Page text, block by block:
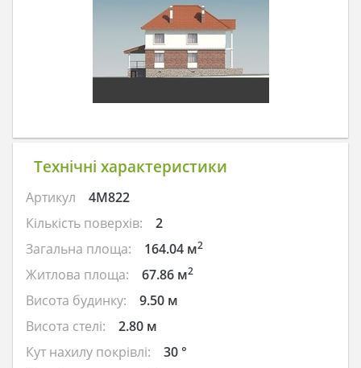
Технічні характеристики
Артикул
4M822
Кількість поверхів:
2
Загальна площа:
164.04 м2
Житлова площа: 67.86 м2
Висота будинку:
9.50 м
Висота стелі:
2.80 м
Кут нахилу покрівлі:
30 °